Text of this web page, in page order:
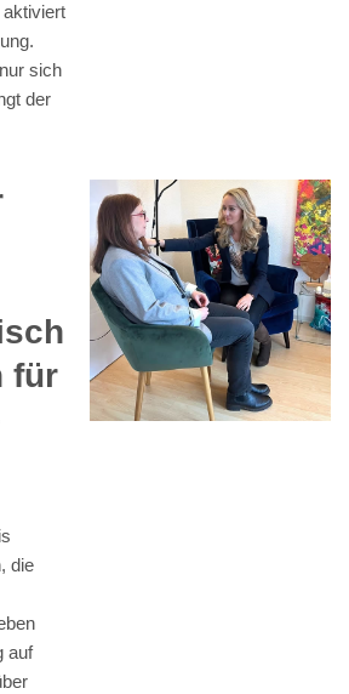
aktiviert
sich
der
für
die
auf